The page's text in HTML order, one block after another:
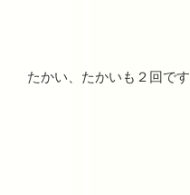
たかい、たかいも２回です